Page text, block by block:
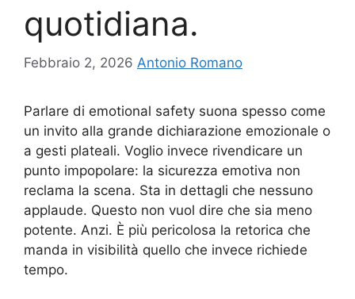
quotidiana.
Febbraio 2, 2026 Antonio Romano
Parlare di emotional safety suona spesso come
un invito alla grande dichiarazione emozionale o
a gesti plateali. Voglio invece rivendicare un
punto impopolare: la sicurezza emotiva non
reclama la scena. Sta in dettagli che nessuno
applaude. Questo non vuol dire che sia meno
potente. Anzi. È più pericolosa la retorica che
manda in visibilità quello che invece richiede
tempo.